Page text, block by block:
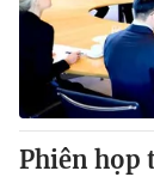
Phiên họp